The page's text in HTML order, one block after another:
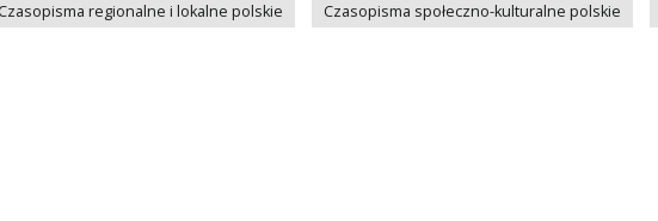
Czasopisma regionalne i lokalne polskie
Czasopisma społeczno-kulturalne polskie